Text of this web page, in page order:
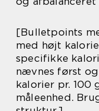
[Bulletpoints
med højt
specifikke
nævnes først
kalorier pr. 100
måleenhed.